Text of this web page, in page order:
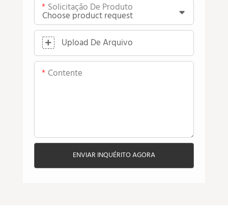
Solicitação De Produto
Upload De Arquivo
Contente
ENVIAR INQUÉRITO AGORA